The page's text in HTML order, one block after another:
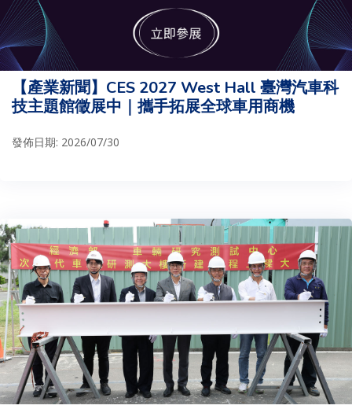
【產業新聞】CES 2027 West Hall 臺灣汽車科
技主題館徵展中｜攜手拓展全球車用商機
發佈日期: 2026/07/30